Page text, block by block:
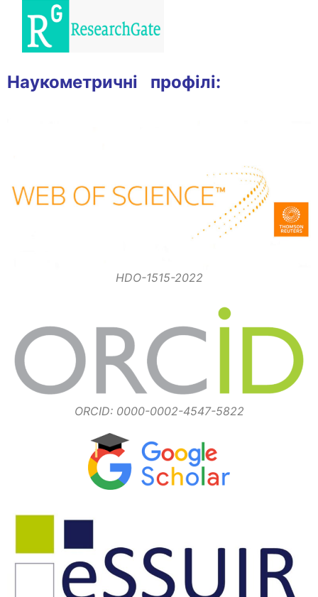
Наукометричні профілі:
HDO-1515-2022
ORCID: 0000-0002-4547-5822